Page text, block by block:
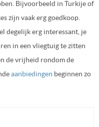
Bijvoorbeeld in Turkije of
zijn vaak erg goedkoop.
degelijk erg interessant, je
in een vliegtuig te zitten
de vrijheid rondom de
aanbiedingen beginnen zo